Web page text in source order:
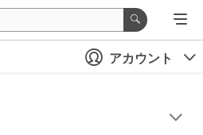
アカウント